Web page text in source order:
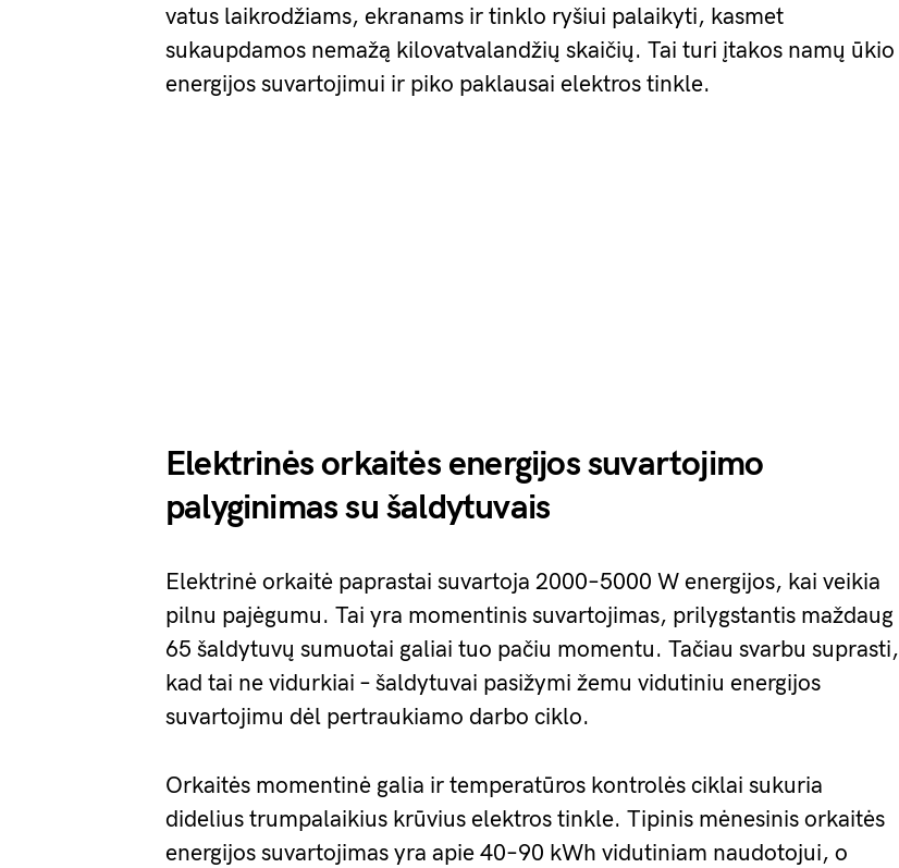
vatus laikrodžiams, ekranams ir tinklo ryšiui palaikyti, kasmet
sukaupdamos nemažą kilovatvalandžių skaičių. Tai turi įtakos namų ūkio
energijos suvartojimui ir piko paklausai elektros tinkle.
Elektrinės orkaitės energijos suvartojimo
palyginimas su šaldytuvais
Elektrinė orkaitė paprastai suvartoja 2000–5000 W energijos, kai veikia
pilnu pajėgumu. Tai yra momentinis suvartojimas, prilygstantis maždaug
65 šaldytuvų sumuotai galiai tuo pačiu momentu. Tačiau svarbu suprasti,
kad tai ne vidurkiai – šaldytuvai pasižymi žemu vidutiniu energijos
suvartojimu dėl pertraukiamo darbo ciklo.
Orkaitės momentinė galia ir temperatūros kontrolės ciklai sukuria
didelius trumpalaikius krūvius elektros tinkle. Tipinis mėnesinis orkaitės
energijos suvartojimas yra apie 40–90 kWh vidutiniam naudotojui, o